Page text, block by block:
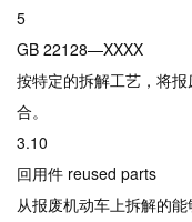
5
GB 22128—XXXX
按特定的拆解工艺，将
合。
3.10
回用件 reused parts
从报废机动车上拆解的能